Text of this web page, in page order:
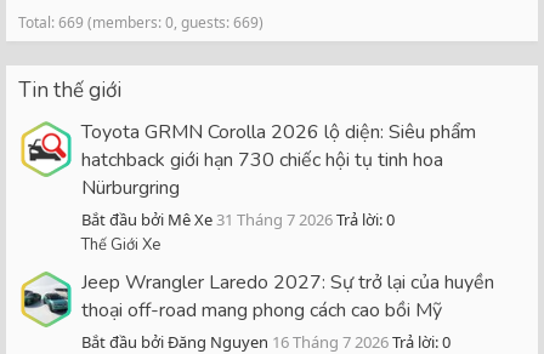
Total: 669 (members: 0, guests: 669)
Tin thế giới
Toyota GRMN Corolla 2026 lộ diện: Siêu phẩm
hatchback giới hạn 730 chiếc hội tụ tinh hoa
Nürburgring
Bắt đầu bởi Mê Xe31 Tháng 7 2026Trả lời: 0
Thế Giới Xe
Jeep Wrangler Laredo 2027: Sự trở lại của huyền
thoại off-road mang phong cách cao bồi Mỹ
Bắt đầu bởi Đăng Nguyen 16 Tháng 7 2026Trả lời: 0